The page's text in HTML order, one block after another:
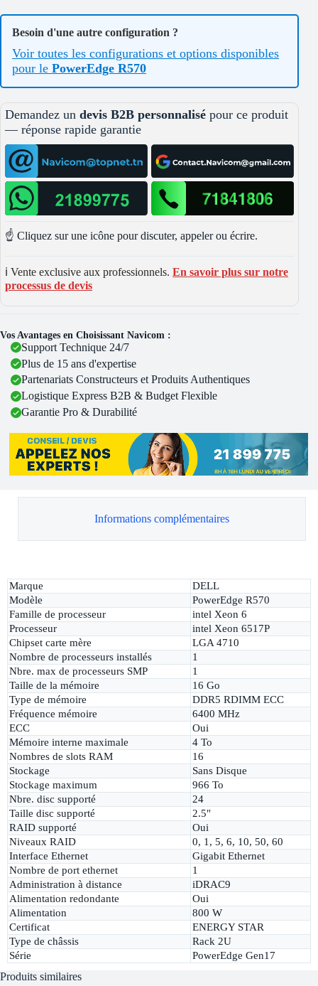
Besoin d'une autre configuration ?
Voir toutes les configurations et options disponibles
pour le PowerEdge R570
Demandez un devis B2B personnalisé pour ce produit
— réponse rapide garantie
☝️ Cliquez sur une icône pour discuter, appeler ou écrire.
ℹ️ Vente exclusive aux professionnels. En savoir plus sur notre
processus de devis
Vos Avantages en Choisissant Navicom :
Support Technique 24/7
Plus de 15 ans d'expertise
Partenariats Constructeurs et Produits Authentiques
Logistique Express B2B & Budget Flexible
Garantie Pro & Durabilité
Informations complémentaires
Marque
DELL
Modèle
PowerEdge R570
Famille de processeur
intel Xeon 6
Processeur
intel Xeon 6517P
Chipset carte mère
LGA 4710
Nombre de processeurs installés
1
Nbre. max de processeurs SMP
1
Taille de la mémoire
16 Go
Type de mémoire
DDR5 RDIMM ECC
Fréquence mémoire
6400 MHz
ECC
Oui
Mémoire interne maximale
4 To
Nombres de slots RAM
16
Stockage
Sans Disque
Stockage maximum
966 To
Nbre. disc supporté
24
Taille disc supporté
2.5"
RAID supporté
Oui
Niveaux RAID
0, 1, 5, 6, 10, 50, 60
Interface Ethernet
Gigabit Ethernet
Nombre de port ethernet
1
Administration à distance
iDRAC9
Alimentation redondante
Oui
Alimentation
800 W
Certificat
ENERGY STAR
Type de châssis
Rack 2U
Série
PowerEdge Gen17
Produits similaires